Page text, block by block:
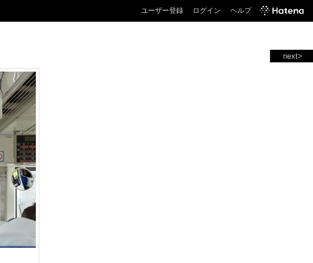
ユーザー登録 ログイン ヘルプ
next>